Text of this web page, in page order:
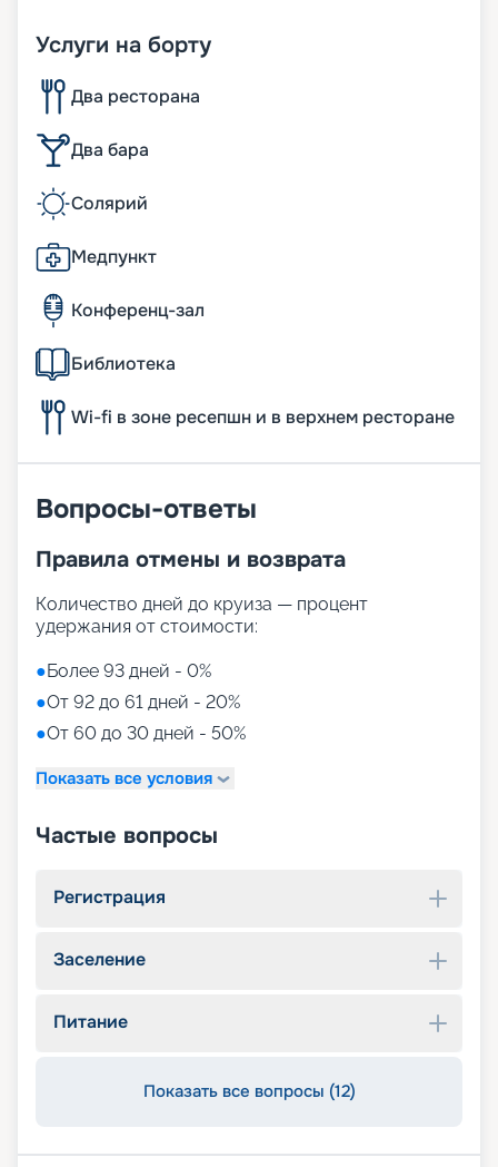
Услуги на борту
Два ресторана
Два бара
Солярий
Медпункт
Конференц-зал
Библиотека
Wi-fi в зоне ресепшн и в верхнем ресторане
Вопросы-ответы
Правила отмены и возврата
Количество дней до круиза — процент
удержания от стоимости:
●Более 93 дней - 0%
●От 92 до 61 дней - 20%
●От 60 до 30 дней - 50%
Показать все условия
Частые вопросы
Регистрация
Заселение
Питание
Показать все вопросы (12)